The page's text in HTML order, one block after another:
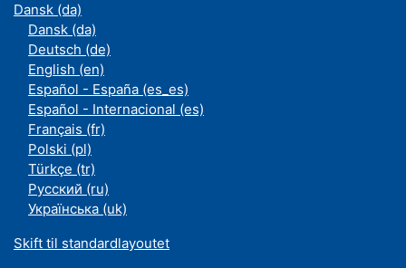
Dansk ‎(da)‎
Dansk ‎(da)‎
Deutsch ‎(de)‎
English ‎(en)‎
Español - España ‎(es_es)‎
Español - Internacional ‎(es)‎
Français ‎(fr)‎
Polski ‎(pl)‎
Türkçe ‎(tr)‎
Русский ‎(ru)‎
Українська ‎(uk)‎
Skift til standardlayoutet